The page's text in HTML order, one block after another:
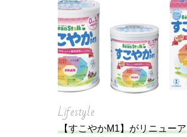
Lifestyle
【すこやかM1】がリニューア